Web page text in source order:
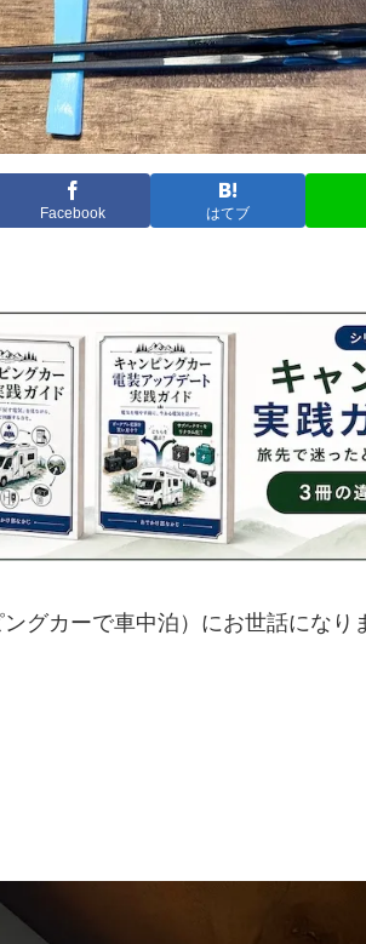
Facebook はてブ
グカーで車中泊）にお世話になり